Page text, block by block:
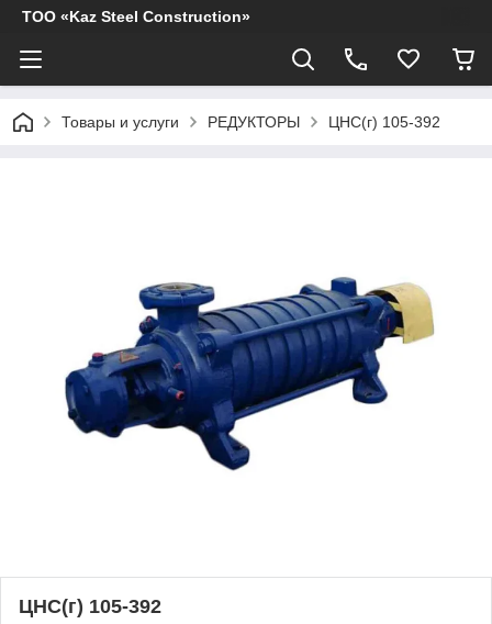
ТОО «Kaz Steel Construction»
Товары и услуги РЕДУКТОРЫ ЦНС(г) 105-392
ЦНС(г) 105-392